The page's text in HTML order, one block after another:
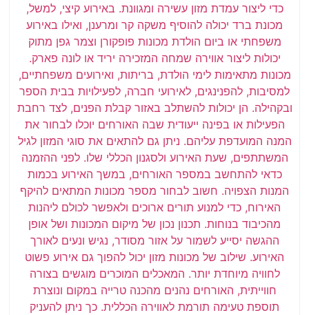
כדי ליצור עמדת מזון עשירה ומגוונת. באירוע קיצי, למשל,
מכונת ברד יכולה להוסיף משקה קר ומרענן, ואילו באירוע
משפחתי או ביום הולדת מכונות פופקורן וצמר גפן מתוק
יכולות ליצור אווירה שמחה המזכירה יריד או לונה פארק.
מכונות מתאימות לימי הולדת, בריתות, ואירועים משפחתיים,
למסיבות, להפנינגים, לאירועי חברה, לפעילויות בבית הספר
ובקהילה. הן יכולות להשתלב באזור קבלת הפנים, לצד רחבת
הפעילות או בפינה ייעודית שבה האורחים יוכלו לבחור את
המנה המועדפת עליהם. ניתן גם להתאים את סוגי המזון לגיל
המשתתפים, שעת האירוע ולסגנון הכללי שלו. לפני ההזמנה
כדאי להתחשב במספר האורחים, במשך האירוע בכמות
המנות הצפויה. חשוב לבחור מספר מכונות המתאים להיקף
האירוח, כדי למנוע תורים ארוכים ולאפשר לכולם ליהנות
מהכיבוד בנוחות. תכנון נכון של מיקום המכונות ושל אופן
ההגשה יסייע לשמור על אזור מסודר, נגיש ונעים לאורך
האירוע. שילוב של מכונות מזון יכול להפוך גם אירוע פשוט
לחוויה מיוחדת יותר. המאכלים המוכרים מוגשים בצורה
חווייתית, האורחים נהנים מהכנה טרייה במקום ונוצרת
תוספת טעימה תורמת לאווירה הכללית. כך ניתן להעניק